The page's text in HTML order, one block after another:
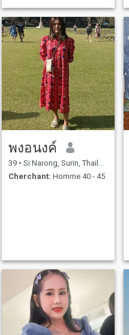
พงอนงค์
39 • Si Narong, Surin, Thailande
Cherchant: Homme 40 - 45